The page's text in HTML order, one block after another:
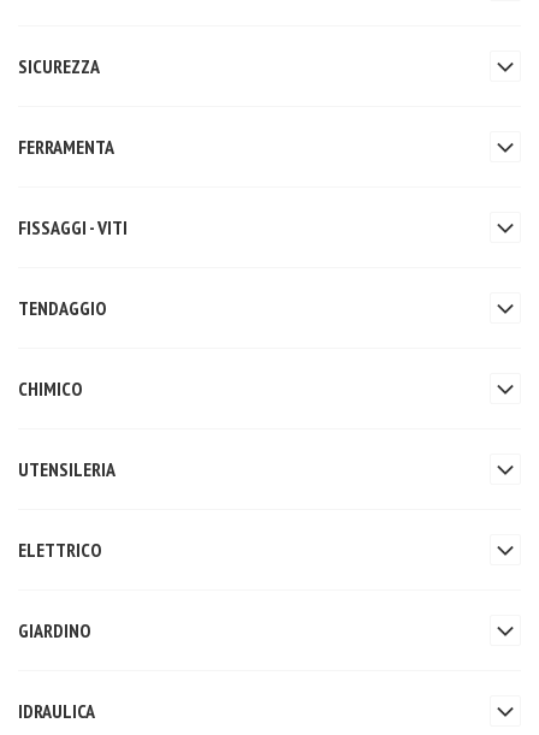
SICUREZZA
FERRAMENTA
FISSAGGI - VITI
TENDAGGIO
CHIMICO
UTENSILERIA
ELETTRICO
GIARDINO
IDRAULICA